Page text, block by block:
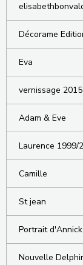
Décorame
Eva
vernissage 2015
Adam & Eve
Laurence 1999/
Camille
St jean
Portrait d'Annick
Nouvelle